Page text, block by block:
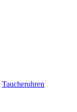
Taucheruhren